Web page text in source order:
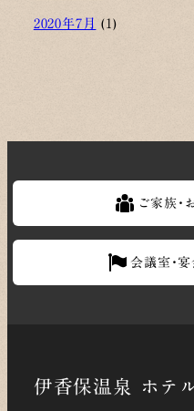
2020年7月 (1)
ご家族・
会議室・
伊香保温泉 ホテ